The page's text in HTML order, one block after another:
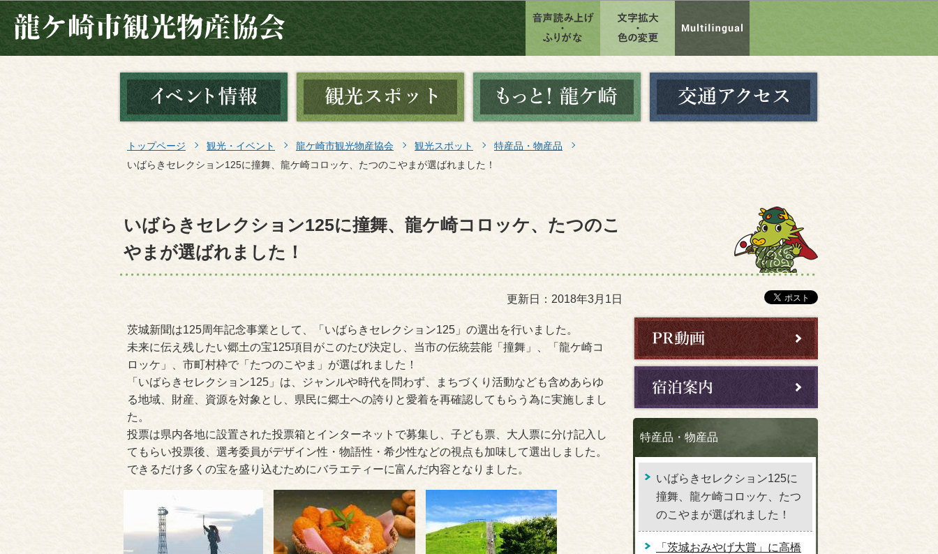
このページの本文へ移動
トップページ 観光・イベント 龍ケ崎市観光物産協会 観光スポット
特産品・物産品
いばらきセレクション125に撞舞、龍ケ崎コロッケ、たつのこやまが選ばれました！
いばらきセレクション125に撞舞、龍ケ崎コロッケ、たつのこ
やまが選ばれました！
更新日：2018年3月1日
茨城新聞は125周年記念事業として、「いばらきセレクション125」の選出を行いました。
未来に伝え残したい郷土の宝125項目がこのたび決定し、当市の伝統芸能「撞舞」、「龍ケ崎コ
ロッケ」、市町村枠で「たつのこやま」が選ばれました！
「いばらきセレクション125」は、ジャンルや時代を問わず、まちづくり活動なども含めあらゆ
る地域、財産、資源を対象とし、県民に郷土への誇りと愛着を再確認してもらう為に実施しまし
た。
投票は県内各地に設置された投票箱とインターネットで募集し、子ども票、大人票に分け記入し
てもらい投票後、選考委員がデザイン性・物語性・希少性などの視点も加味して選出しました。
できるだけ多くの宝を盛り込むためにバラエティーに富んだ内容となりました。
特産品・物産品
いばらきセレクション125に
撞舞、龍ケ崎コロッケ、たつ
のこやまが選ばれました！
「茨城おみやげ大賞」に高橋